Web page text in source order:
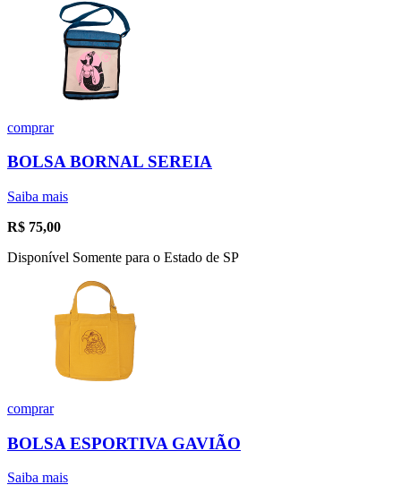
comprar
BOLSA BORNAL SEREIA
Saiba mais
R$ 75,00
Disponível Somente para o Estado de SP
comprar
BOLSA ESPORTIVA GAVIÃO
Saiba mais